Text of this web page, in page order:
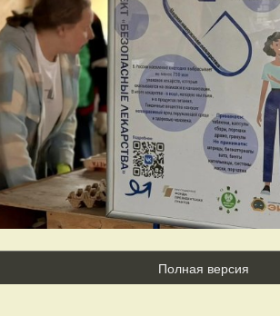
Полная версия